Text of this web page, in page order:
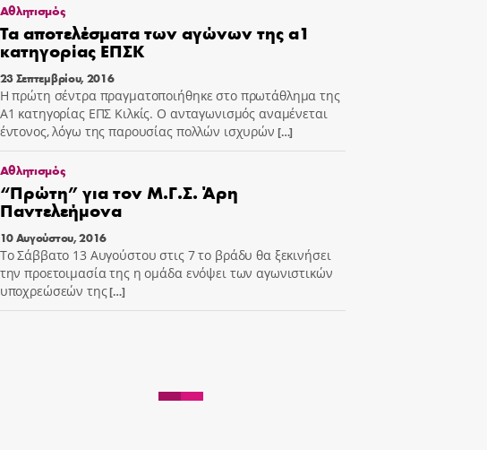
Αθλητισμός
Τα αποτελέσματα των αγώνων της α1
κατηγορίας ΕΠΣΚ
23 Σεπτεμβρίου, 2016
Η πρώτη σέντρα πραγματοποιήθηκε στο πρωτάθλημα της
Α1 κατηγορίας ΕΠΣ Κιλκίς. Ο ανταγωνισμός αναμένεται
έντονος, λόγω της παρουσίας πολλών ισχυρών […]
Αθλητισμός
“Πρώτη” για τον Μ.Γ.Σ. Άρη
Παντελεήμονα
10 Αυγούστου, 2016
Το Σάββατο 13 Αυγούστου στις 7 το βράδυ θα ξεκινήσει
την προετοιμασία της η ομάδα ενόψει των αγωνιστικών
υποχρεώσεών της[…]